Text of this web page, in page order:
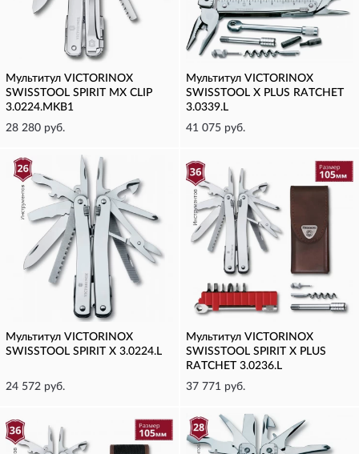
Мультитул VICTORINOX
SWISSTOOL SPIRIT MX CLIP
3.0224.MKB1
28 280 руб.
Мультитул VICTORINOX
SWISSTOOL X PLUS RATCHET
3.0339.L
41 075 руб.
Мультитул VICTORINOX
SWISSTOOL SPIRIT X 3.0224.L
24 572 руб.
Мультитул VICTORINOX
SWISSTOOL SPIRIT X PLUS
RATCHET 3.0236.L
37 771 руб.